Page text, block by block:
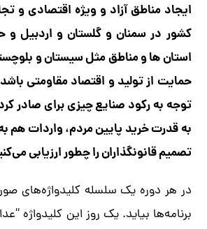
ایجاد مناطق آزاد و ویژه اقتصادی و
کشور در سمنان و گلستان و اردبیل و
استان ها و مناطق مثل سیستان و
حمایت از تولید و اقتصاد مقاومتی
توجه به رکود صنایع چیزی برای صادر
به قدرت خرید پایین مردم، واردات هم
تصمیم قانونگذاران را چطور ارزیابی
در هر دوره یک سلسله کلیدواژه‌های
برنامه‌ها بیاید. یک روز این کلیدواژه